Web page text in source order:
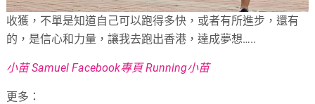
收獲，不單是知道自己可以跑得多快，或者有所進步，還有
的，是信心和力量，讓我去跑出香港，達成夢想…..
小苗 Samuel Facebook專頁 Running小苗
更多：